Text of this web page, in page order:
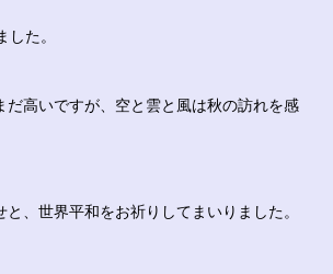
た。
だ高いですが、空と雲と風は秋の訪れを感
、世界平和をお祈りしてまいりました。